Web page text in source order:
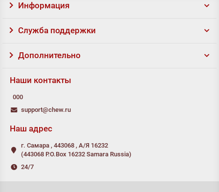
Информация
Служба поддержки
Дополнительно
Наши контакты
000
support@chew.ru
Наш адрес
г. Самара , 443068 , А/Я 16232
(443068 P.O.Box 16232 Samara Russia)
24/7